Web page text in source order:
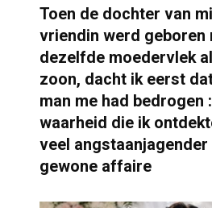
Toen de dochter van
vriendin werd geboren
dezelfde moedervlek
zoon, dacht ik eerst
man me had bedrogen
waarheid die ik
veel angstaanjagender
gewone affaire